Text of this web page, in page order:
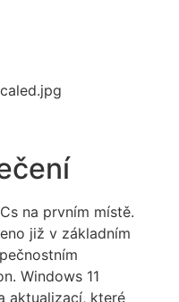
na prvním místě.
již v základním
Windows 11
aktualizací, které